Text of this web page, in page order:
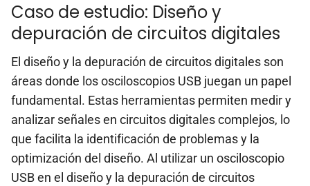
Caso de estudio: Diseño y
depuración de circuitos digitales
El diseño y la depuración de circuitos digitales son
áreas donde los osciloscopios USB juegan un papel
fundamental. Estas herramientas permiten medir y
analizar señales en circuitos digitales complejos, lo
que facilita la identificación de problemas y la
optimización del diseño. Al utilizar un osciloscopio
USB en el diseño y la depuración de circuitos